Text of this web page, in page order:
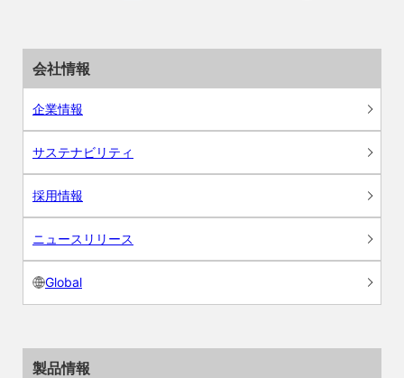
会社情報
企業情報
サステナビリティ
採用情報
ニュースリリース
Global
製品情報